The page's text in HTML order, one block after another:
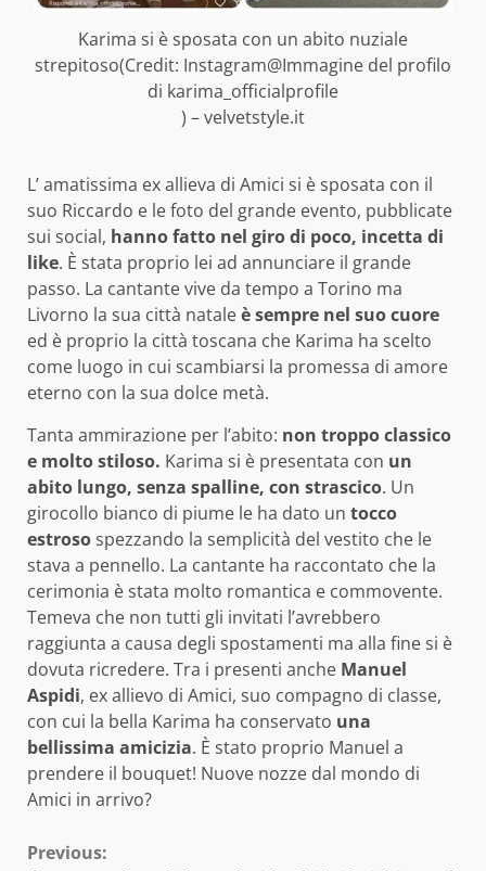
Karima si è sposata con un abito nuziale
strepitoso(Credit: Instagram@Immagine del profilo
di karima_officialprofile
) – velvetstyle.it
L’ amatissima ex allieva di Amici si è sposata con il
suo Riccardo e le foto del grande evento, pubblicate
sui social, hanno fatto nel giro di poco, incetta di
like. È stata proprio lei ad annunciare il grande
passo. La cantante vive da tempo a Torino ma
Livorno la sua città nataleè sempre nel suo cuore
ed è proprio la città toscana che Karima ha scelto
come luogo in cui scambiarsi la promessa di amore
eterno con la sua dolce metà.
Tanta ammirazione per l’abito: non troppo classico
e molto stiloso. Karima si è presentata con un
abito lungo, senza spalline, con strascico. Un
girocollo bianco di piume le ha dato un tocco
estrosospezzando la semplicità del vestito che le
stava a pennello. La cantante ha raccontato che la
cerimonia è stata molto romantica e commovente.
Temeva che non tutti gli invitati l’avrebbero
raggiunta a causa degli spostamenti ma alla fine si è
dovuta ricredere. Tra i presenti anche Manuel
Aspidi, ex allievo di Amici, suo compagno di classe,
con cui la bella Karima ha conservato una
bellissima amicizia. È stato proprio Manuel a
prendere il bouquet! Nuove nozze dal mondo di
Amici in arrivo?
Continue
Previous: